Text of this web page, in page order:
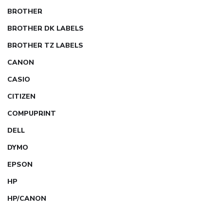
BROTHER
BROTHER DK LABELS
BROTHER TZ LABELS
CANON
CASIO
CITIZEN
COMPUPRINT
DELL
DYMO
EPSON
HP
HP/CANON